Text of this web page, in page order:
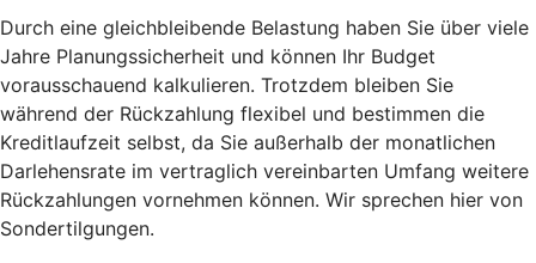
Durch eine gleichbleibende Belastung haben Sie über viele
Jahre Planungssicherheit und können Ihr Budget
vorausschauend kalkulieren. Trotzdem bleiben Sie
während der Rückzahlung flexibel und bestimmen die
Kreditlaufzeit selbst, da Sie außerhalb der monatlichen
Darlehensrate im vertraglich vereinbarten Umfang weitere
Rückzahlungen vornehmen können. Wir sprechen hier von
Sondertilgungen.